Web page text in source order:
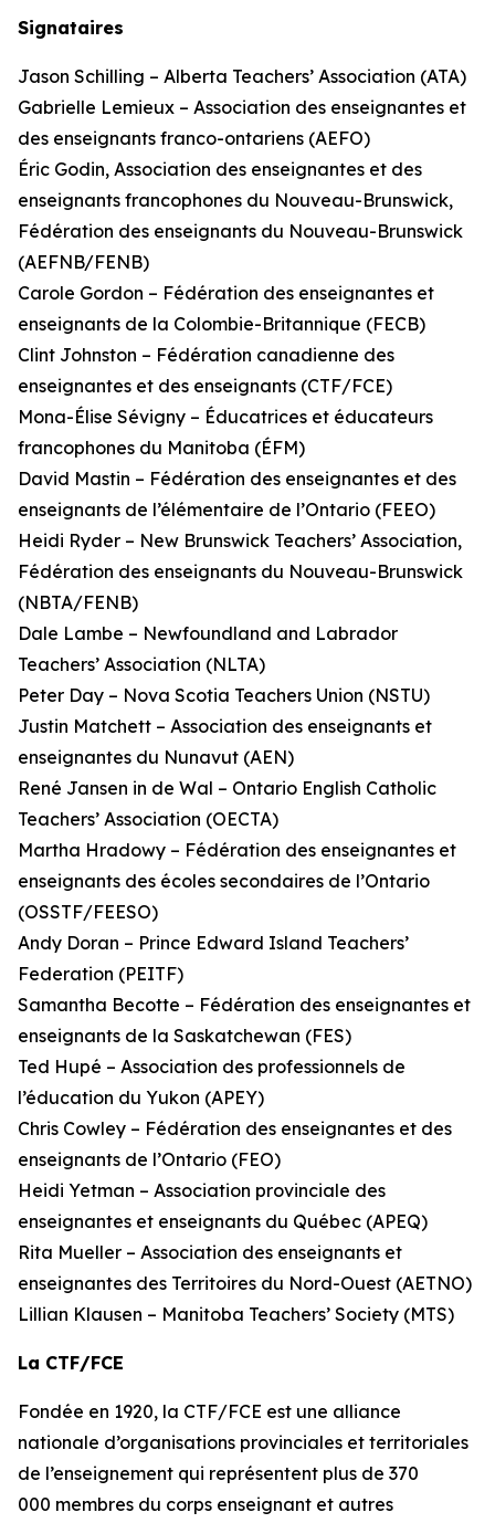
Signataires
Jason Schilling – Alberta Teachers’ Association (ATA)
Gabrielle Lemieux – Association des enseignantes et
des enseignants franco-ontariens (AEFO)
Éric Godin, Association des enseignantes et des
enseignants francophones du Nouveau-Brunswick,
Fédération des enseignants du Nouveau-Brunswick
(AEFNB/FENB)
Carole Gordon – Fédération des enseignantes et
enseignants de la Colombie-Britannique (FECB)
Clint Johnston – Fédération canadienne des
enseignantes et des enseignants (CTF/FCE)
Mona-Élise Sévigny – Éducatrices et éducateurs
francophones du Manitoba (ÉFM)
David Mastin – Fédération des enseignantes et des
enseignants de l’élémentaire de l’Ontario (FEEO)
Heidi Ryder – New Brunswick Teachers’ Association,
Fédération des enseignants du Nouveau-Brunswick
(NBTA/FENB)
Dale Lambe – Newfoundland and Labrador
Teachers’ Association (NLTA)
Peter Day – Nova Scotia Teachers Union (NSTU)
Justin Matchett – Association des enseignants et
enseignantes du Nunavut (AEN)
René Jansen in de Wal – Ontario English Catholic
Teachers’ Association (OECTA)
Martha Hradowy – Fédération des enseignantes et
enseignants des écoles secondaires de l’Ontario
(OSSTF/FEESO)
Andy Doran – Prince Edward Island Teachers’
Federation (PEITF)
Samantha Becotte – Fédération des enseignantes et
enseignants de la Saskatchewan (FES)
Ted Hupé – Association des professionnels de
l’éducation du Yukon (APEY)
Chris Cowley – Fédération des enseignantes et des
enseignants de l’Ontario (FEO)
Heidi Yetman – Association provinciale des
enseignantes et enseignants du Québec (APEQ)
Rita Mueller – Association des enseignants et
enseignantes des Territoires du Nord-Ouest (AETNO)
Lillian Klausen – Manitoba Teachers’ Society (MTS)
La CTF/FCE
Fondée en 1920, la CTF/FCE est une alliance
nationale d’organisations provinciales et territoriales
de l’enseignement qui représentent plus de 370
000 membres du corps enseignant et autres